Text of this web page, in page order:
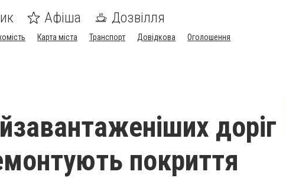
Афіша Дозвілля
Карта міста Транспорт Довідкова
Оголошення
доріг
покриття